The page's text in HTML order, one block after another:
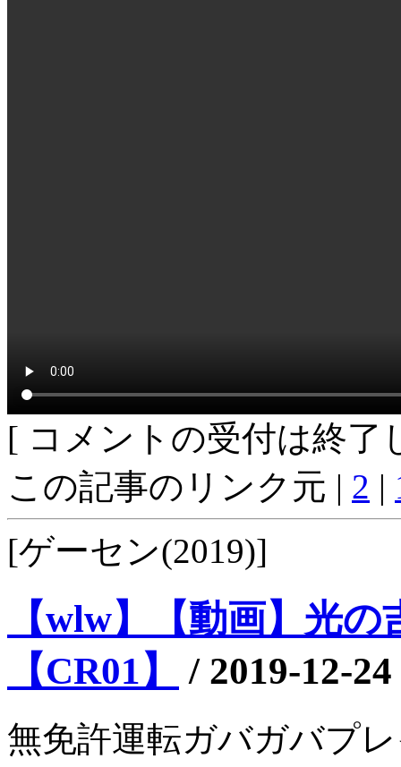
[ コメントの受付は終了
この記事のリンク元 | 2 |
[ゲーセン(2019)]
【wlw】【動画】光
【CR01】
/ 2019-12-
無免許運転ガバガバプ